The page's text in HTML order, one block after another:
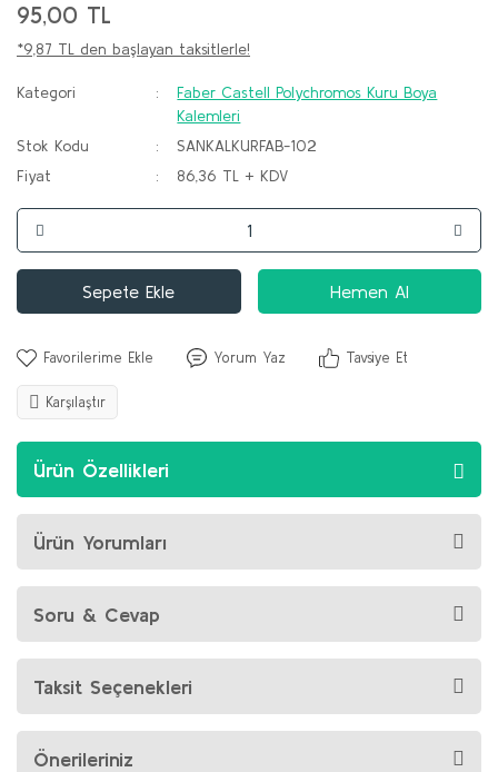
95,00 TL
*9,87 TL den başlayan taksitlerle!
Kategori
Faber Castell Polychromos Kuru Boya
Kalemleri
Stok Kodu
SANKALKURFAB-102
Fiyat
86,36 TL + KDV
Sepete Ekle Hemen Al
Yorum Yaz Tavsiye Et
Karşılaştır
Ürün Özellikleri
Ürün Yorumları
Soru & Cevap
Taksit Seçenekleri
Önerileriniz